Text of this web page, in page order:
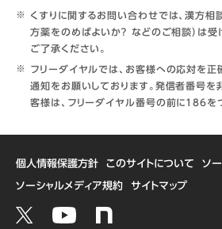
くすりに関するお問い合わせでは、漢方相
方薬をのめばよいか？ などのご相談）は受
ご了承ください。
フリーダイヤルでは、お客様への応対を正
通知をお願いしております。発信者番号
客様は、フリーダイヤル番号の前に186を
個人情報保護方針 このサイトについて ソ
ソーシャルメディア規約 サイトマップ